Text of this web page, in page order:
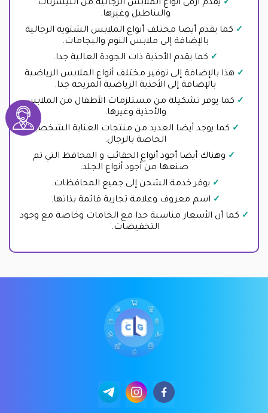
يقدم أرقى أنواع الملابس الرجالية من التيشرتات
والبناطيل وغيرها.
كما يقدم أيضا مختلف أنواع الملابس الشتوية الرجالية
بالإضافة إلى ملابس النوم والبجامات.
كما يقدم الأحذية ذات الجودة العالية جدا.
هذا بالإضافة إلى توفير مختلف أنواع الملابس الرياضية
بالإضافة إلى الأحذية الرياضية المريحة جدا.
كما يوفر تشكيلة من مستلزمات الأطفال من الملابس
والأحذية وغيرها.
كما يوجد أيضا العديد من منتجات العناية الشخصية
الخاصة بالرجال.
وهناك أيضا أجود أنواع الحقائب و المحافظ التي تم
صنعها من أجود أنواع الجلد.
يوفر خدمة الشحن إلى جميع المحافظات.
اسم معروف وعلامة تجارية قائمة بذاتها.
كما أن الأسعار مناسبة جدا مع الخامات وخاصة مع وجود
التخفيضات.